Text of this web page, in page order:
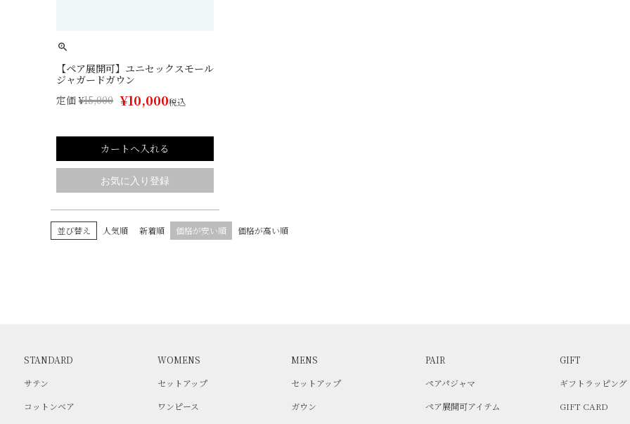
【ペア展開可】ユニセックスモール
ジャガードガウン
定価 ¥15,000 ¥10,000税込
カートへ入れる
並び替え 人気順 新着順 価格が安い順 価格が高い順
STANDARD
サテン
コットンベア
WOMENS
セットアップ
ワンピース
MENS
セットアップ
ガウン
PAIR
ペアパジャマ
ペア展開可アイテム
GIFT
ギフトラッピング
GIFT CARD